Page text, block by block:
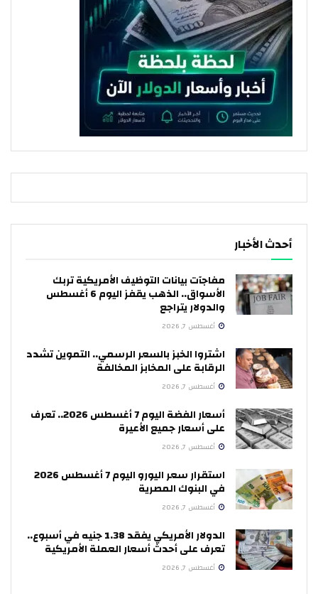
أحدث الأخبار
مفاجآت بيانات التوظيف الأمريكية تربك
الأسواق.. الذهب يقفز اليوم 6 أغسطس
والدولار يتراجع
أغسطس 7, 2026
اشتروا الخبز بالسعر الرسمي.. التموين تشدد
الرقابة على المخابز المخالفة
أغسطس 7, 2026
أسعار الفضة اليوم 7 أغسطس 2026.. تعرف
على أسعار جميع الأعيرة
أغسطس 7, 2026
استقرار سعر اليورو اليوم 7 أغسطس 2026
في البنوك المصرية
أغسطس 7, 2026
الدولار الأمريكي يفقد 1.38 جنيه في أسبوع..
تعرف على أحدث أسعار العملة الأمريكية
أغسطس 7, 2026